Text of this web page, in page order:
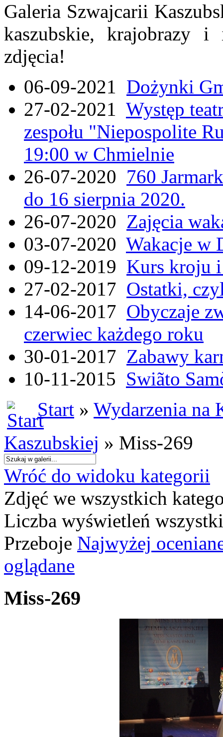
Galeria Szwajcarii
kaszubskie, krajobrazy
zdjęcia!
06-09-2021 Dożynki
27-02-2021 Występ
zespołu "Niepospolite
19:00 w Chmielnie
26-07-2020 760
do 16 sierpnia 2020.
26-07-2020 Zajęcia
03-07-2020 Wakacje w
09-12-2019 Kurs kroju i
27-02-2017 Ostatki,
14-06-2017 Obyczaje
czerwiec każdego roku
30-01-2017 Zabawy
10-11-2015 Swiãto
Start » Wydarzenia na
Kaszubskiej » Miss-269
Wróć do widoku kategorii
Zdjęć we wszystkich
Liczba wyświetleń
Przeboje Najwyżej
oglądane
Miss-269